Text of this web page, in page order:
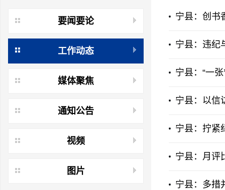
要闻要论
工作动态
媒体聚焦
通知公告
视频
图片
宁县：创书
宁县：违纪
宁县：“一
宁县：以信
宁县：拧紧
宁县：月评
宁县：多措